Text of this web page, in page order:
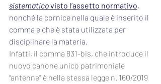
sistematico visto l’assetto normativo,
nonché la cornice nella quale è inserito il
comma e che è stata utilizzata per
disciplinare la materia.
Infatti, il comma 831-bis, che introduce il
nuovo canone unico patrimoniale
“antenne” è nella stessa legge n. 160/2019